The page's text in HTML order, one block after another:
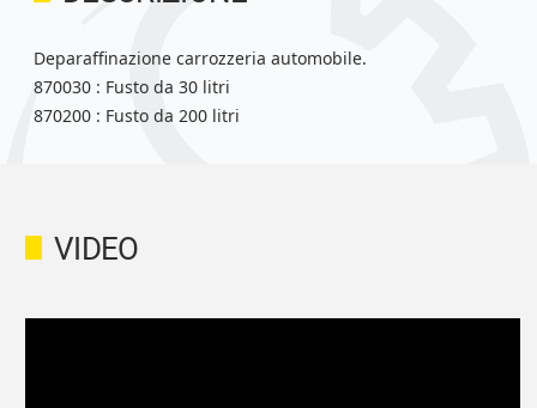
Deparaffinazione carrozzeria automobile.
870030 : Fusto da 30 litri
870200 : Fusto da 200 litri
VIDEO